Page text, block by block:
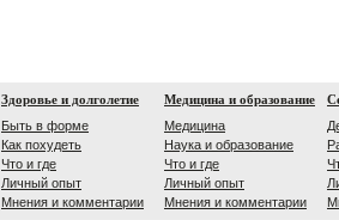
Здоровье и долголетие
Быть в форме
Как похудеть
Что и где
Личный опыт
Мнения и комментарии
Медицина и образование
Медицина
Наука и образование
Что и где
Личный опыт
Мнения и комментарии